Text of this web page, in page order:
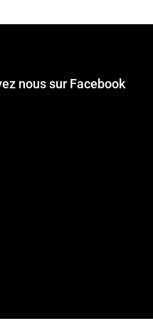
nous sur Facebook